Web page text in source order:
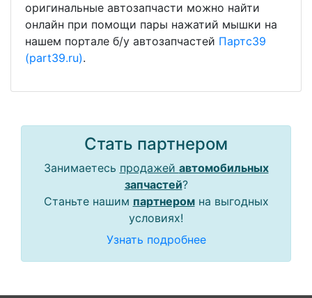
оригинальные автозапчасти можно найти
онлайн при помощи пары нажатий мышки на
нашем портале б/у автозапчастей Партс39
(part39.ru).
Стать партнером
Занимаетесь продажей автомобильных
запчастей?
Станьте нашим партнеромна выгодных
условиях!
Узнать подробнее